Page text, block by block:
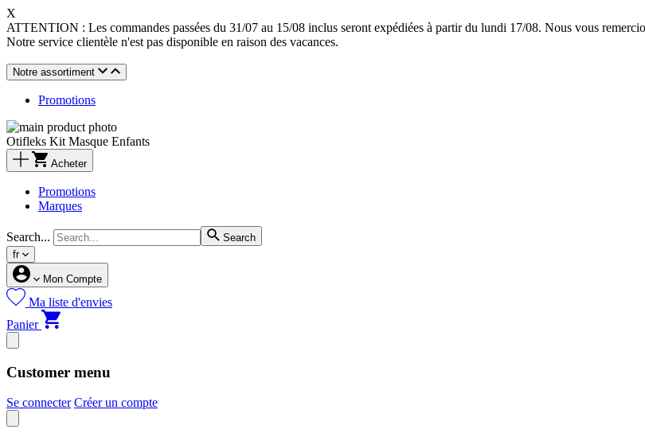
X
ATTENTION : Les commandes passées du 31/07 au 15/08 inclus seront expédiées à partir du lundi 17/08. Nous vous
Notre service clientèle n'est pas disponible en raison des vacances.
Notre assortiment
Promotions
Otifleks Kit Masque Enfants
Acheter
Promotions
Marques
Search...
Search
fr
Mon Compte
Ma liste d'envies
Panier
Customer menu
Se connecter Créer un compte